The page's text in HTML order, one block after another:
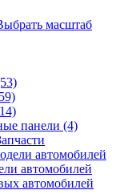
масштаб
панели (4)
автомобилей
автомобилей
автомобилей